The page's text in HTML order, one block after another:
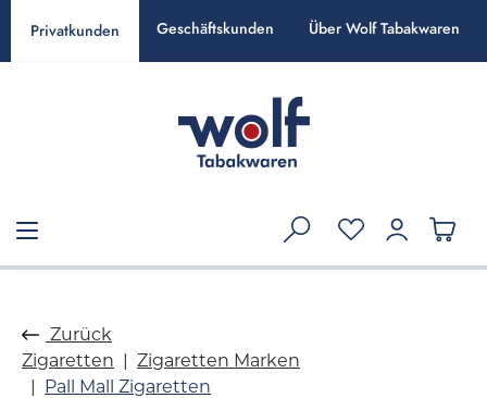
springen
Privatkunden Geschäftskunden Über Wolf Tabakwaren
Zurück
Zigaretten
Zigaretten Marken
Pall Mall Zigaretten